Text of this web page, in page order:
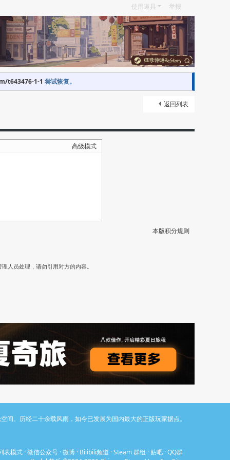
使用道具 举报
t643476-1-1 尝试恢复。
返回列表
高级模式
本版积分规则
人员处理，请勿引用对方的内容。
历经二十余载风雨，如今已发展为国内最大的正版玩家据点。
表模式 ·微信公众号 ·微博 · Bilibili频道 ·Steam 群组 · 贴吧 ·QQ群